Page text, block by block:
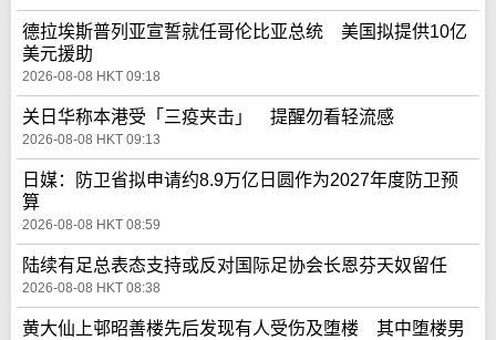
德拉埃斯普列亚宣誓就任哥伦比亚总统 美国拟提供10亿
美元援助
2026-08-08 HKT 09:18
关日华称本港受「三疫夹击」 提醒勿看轻流感
2026-08-08 HKT 09:13
日媒：防卫省拟申请约8.9万亿日圆作为2027年度防卫预
算
2026-08-08 HKT 08:59
陆续有足总表态支持或反对国际足协会长恩芬天奴留任
2026-08-08 HKT 08:38
黄大仙上邨昭善楼先后发现有人受伤及堕楼 其中堕楼男